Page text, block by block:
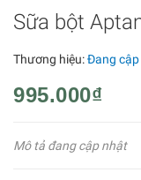
Sữa bột
Thương hiệu:Đang
995.000₫
Mô tả đang cập nhật